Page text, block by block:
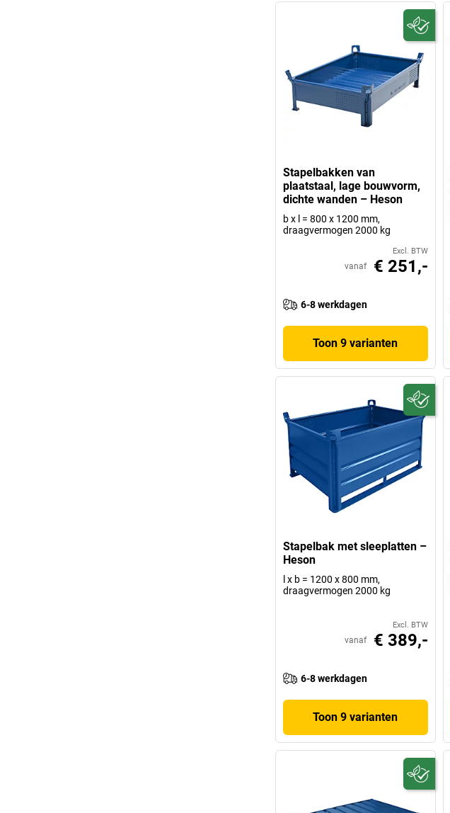
Stapelbakken van
plaatstaal, lage bouwvorm,
dichte wanden – Heson
b x l = 800 x 1200 mm,
draagvermogen 2000 kg
Excl. BTW
vanaf € 251,-
6-8 werkdagen
Toon 9 varianten
Stapelbak met sleeplatten –
Heson
l x b = 1200 x 800 mm,
draagvermogen 2000 kg
Excl. BTW
vanaf € 389,-
6-8 werkdagen
Toon 9 varianten